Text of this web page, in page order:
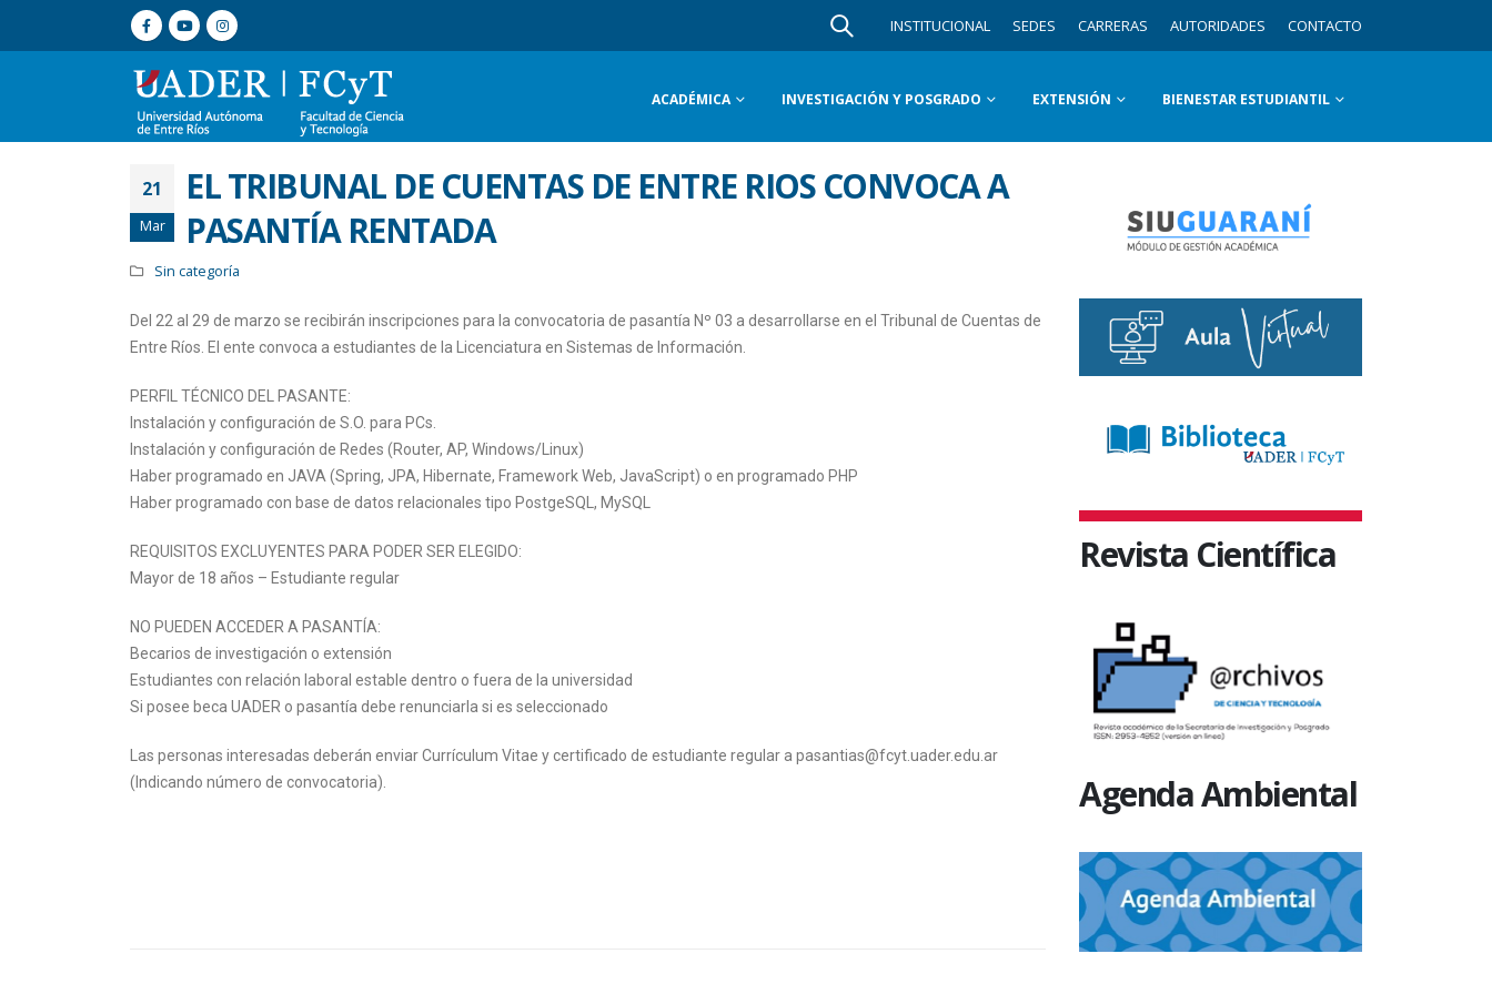
INSTITUCIONAL SEDES CARRERAS AUTORIDADES CONTACTO
ACADÉMICA INVESTIGACIÓN Y POSGRADO EXTENSIÓN BIENESTAR ESTUDIANTIL
21
Mar
EL TRIBUNAL DE CUENTAS DE ENTRE RIOS CONVOCA A
PASANTÍA RENTADA
Sin categoría
Del 22 al 29 de marzo se recibirán inscripciones para la convocatoria de pasantía Nº 03 a desarrollarse en el Tribunal de Cuentas de
Entre Ríos. El ente convoca a estudiantes de la Licenciatura en Sistemas de Información.
PERFIL TÉCNICO DEL PASANTE:
Instalación y configuración de S.O. para PCs.
Instalación y configuración de Redes (Router, AP, Windows/Linux)
Haber programado en JAVA (Spring, JPA, Hibernate, Framework Web, JavaScript) o en programado PHP
Haber programado con base de datos relacionales tipo PostgeSQL, MySQL
REQUISITOS EXCLUYENTES PARA PODER SER ELEGIDO:
Mayor de 18 años – Estudiante regular
NO PUEDEN ACCEDER A PASANTÍA:
Becarios de investigación o extensión
Estudiantes con relación laboral estable dentro o fuera de la universidad
Si posee beca UADER o pasantía debe renunciarla si es seleccionado
Las personas interesadas deberán enviar Currículum Vitae y certificado de estudiante regular a pasantias@fcyt.uader.edu.ar
(Indicando número de convocatoria).
Revista Científica
Agenda Ambiental